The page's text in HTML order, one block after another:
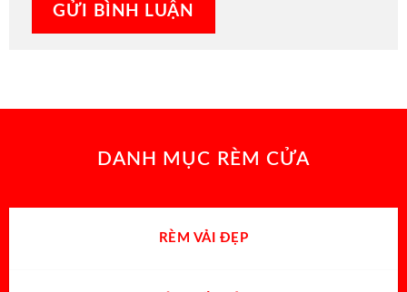
DANH MỤC RÈM CỬA
RÈM VẢI ĐẸP